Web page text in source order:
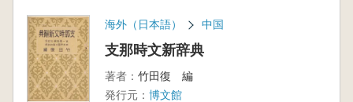
海外（日本語） 中国
支那時文新辞典
著者： 竹田復 編
発行元： 博文館